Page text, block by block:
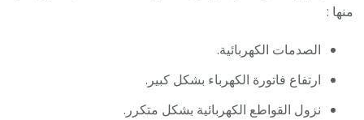
منها :
الصدمات الكهربائية.
ارتفاع فاتورة الكهرباء بشكل كبير.
نزول القواطع الكهربائية بشكل متكرر.